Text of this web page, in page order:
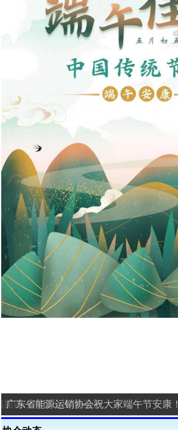
四次理事会圆满召开
广东省能源运销协会祝大家端午节安康！